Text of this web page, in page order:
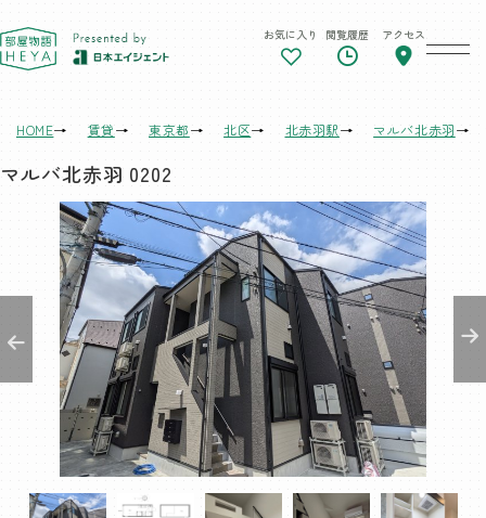
東京 部屋物語 お気に入り 閲覧履歴 アクセス
HOME 賃貸 東京都 北区 北赤羽駅 マルバ北赤羽
マルバ北赤羽 0202